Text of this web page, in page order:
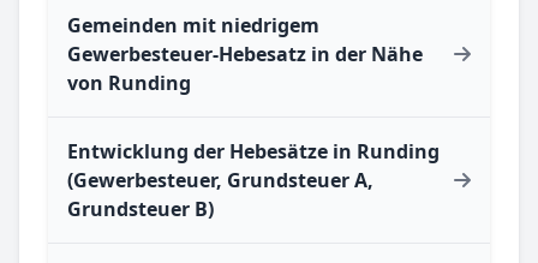
Gemeinden mit niedrigem
Gewerbesteuer-Hebesatz in der Nähe
von Runding
Entwicklung der Hebesätze in Runding
(Gewerbesteuer, Grundsteuer A,
Grundsteuer B)